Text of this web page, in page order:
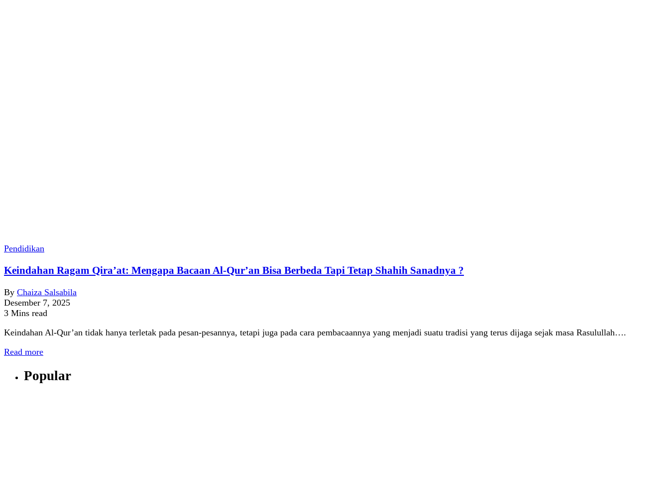
Pendidikan
Keindahan Ragam Qira’at: Mengapa Bacaan Al-Qur’an Bisa Berbeda Tapi Tetap Shahih Sanadnya ?
By Chaiza Salsabila
Desember 7, 2025
3 Mins read
Keindahan Al-Qur’an tidak hanya terletak pada pesan-pesannya, tetapi juga pada cara pembacaannya yang menjadi suatu tradisi yang terus dijaga sejak masa Rasulullah….
Read more
Popular